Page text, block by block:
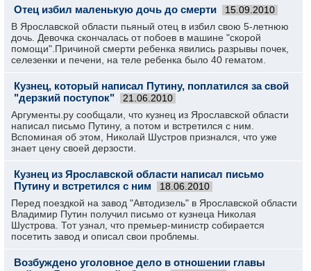
Отец избил маленькую дочь до смерти 15.09.2010
В Ярославской области пьяный отец в избил свою 5-летнюю
дочь. Девочка скончалась от побоев в машине "скорой
помощи".Причиной смерти ребенка явились разрывы почек,
селезенки и печени, на теле ребенка было 40 гематом.
Кузнец, который написал Путину, поплатился за свой
"дерзкий поступок"
21.06.2010
Аргументы.ру сообщали, что кузнец из Ярославской области
написал письмо Путину, а потом и встретился с ним.
Вспоминая об этом, Николай Шустров признался, что уже
знает цену своей дерзости.
Кузнец из Ярославской области написал письмо
Путину и встретился с ним
18.06.2010
Перед поездкой на завод "Автодизель" в Ярославской области
Владимир Путин получил письмо от кузнеца Николая
Шустрова. Тот узнал, что премьер-министр собирается
посетить завод и описал свои проблемы.
Возбуждено уголовное дело в отношении главы